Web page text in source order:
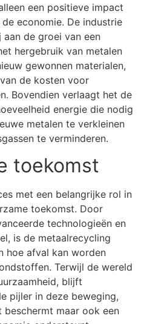
een positieve impact
economie. De industrie
de groei van een
hergebruik van metalen
gewonnen materialen,
de kosten voor
Bovendien verlaagt het de
energie die nodig
metalen te verkleinen
te verminderen.
toekomst
met een belangrijke rol in
toekomst. Door
technologieën en
is de metaalrecycling
hoe afval kan worden
Terwijl de wereld
blijft
pijler in deze beweging,
beschermt maar ook een